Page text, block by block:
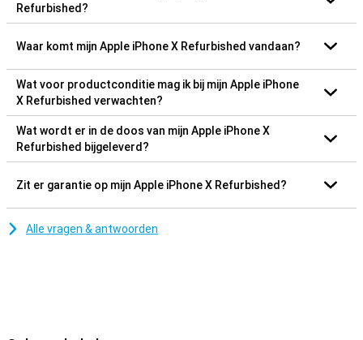
Refurbished?
Waar komt mijn Apple iPhone X Refurbished vandaan?
Wat voor productconditie mag ik bij mijn Apple iPhone
X Refurbished verwachten?
Wat wordt er in de doos van mijn Apple iPhone X
Refurbished bijgeleverd?
Zit er garantie op mijn Apple iPhone X Refurbished?
Alle vragen & antwoorden